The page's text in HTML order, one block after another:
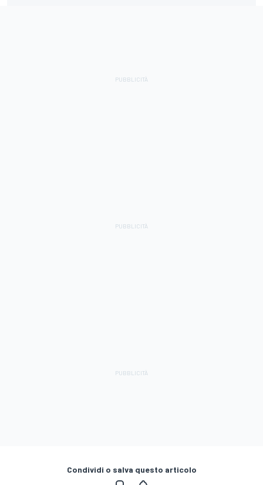
Condividi o salva questo articolo